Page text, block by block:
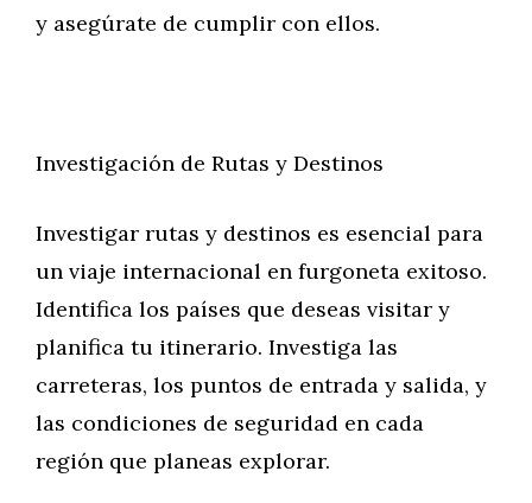
y asegúrate de cumplir con ellos.
Investigación de Rutas y Destinos
Investigar rutas y destinos es esencial para
un viaje internacional en furgoneta exitoso.
Identifica los países que deseas visitar y
planifica tu itinerario. Investiga las
carreteras, los puntos de entrada y salida, y
las condiciones de seguridad en cada
región que planeas explorar.